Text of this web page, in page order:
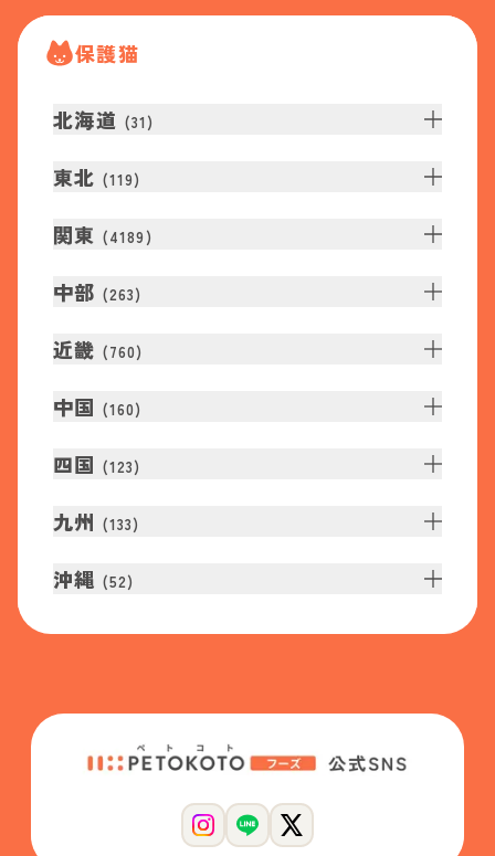
保護猫
北海道 (31 )
東北 (119)
関東 (4189 )
中部 (263)
近畿 (760)
中国 (160)
四国 (123)
九州 (133)
沖縄 (52)